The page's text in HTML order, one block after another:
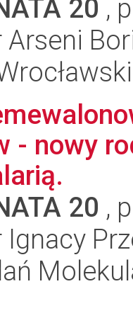
20 ,
Arseni
- nowy
20 ,